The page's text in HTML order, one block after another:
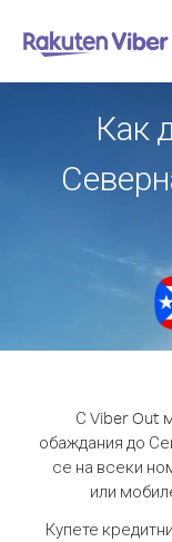
Как
С Viber Out
обаждания до
се на всеки
или
Купете